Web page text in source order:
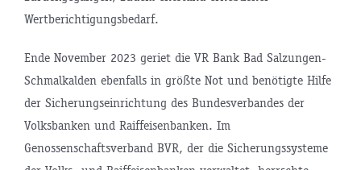
Wertberichtigungsbedarf.
Ende November 2023 geriet die VR Bank Bad Salzungen-
Schmalkalden ebenfalls in größte Not und benötigte Hilfe
der Sicherungseinrichtung des Bundesverbandes der
Volksbanken und Raiffeisenbanken. Im
Genossenschaftsverband BVR, der die Sicherungssysteme